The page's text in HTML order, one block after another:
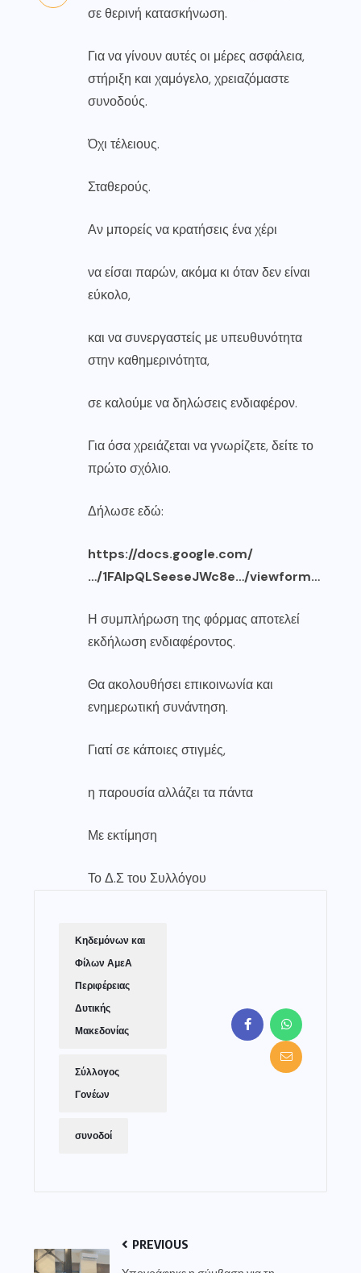
σε θερινή κατασκήνωση.
Για να γίνουν αυτές οι μέρες ασφάλεια,
στήριξη και χαμόγελο, χρειαζόμαστε
συνοδούς.
Όχι τέλειους.
Σταθερούς.
Αν μπορείς να κρατήσεις ένα χέρι
να είσαι παρών, ακόμα κι όταν δεν είναι
εύκολο,
και να συνεργαστείς με υπευθυνότητα
στην καθημερινότητα,
σε καλούμε να δηλώσεις ενδιαφέρον.
Για όσα χρειάζεται να γνωρίζετε, δείτε το
πρώτο σχόλιο.
Δήλωσε εδώ:
https://docs.google.com/
…/1FAIpQLSeeseJWc8e…/viewform…
Η συμπλήρωση της φόρμας αποτελεί
εκδήλωση ενδιαφέροντος.
Θα ακολουθήσει επικοινωνία και
ενημερωτική συνάντηση.
Γιατί σε κάποιες στιγμές,
η παρουσία αλλάζει τα πάντα
Με εκτίμηση
Το Δ.Σ του Συλλόγου
Κηδεμόνων και
Φίλων ΑμεΑ
Περιφέρειας
Δυτικής
Μακεδονίας
Σύλλογος
Γονέων
συνοδοί
PREVIOUS